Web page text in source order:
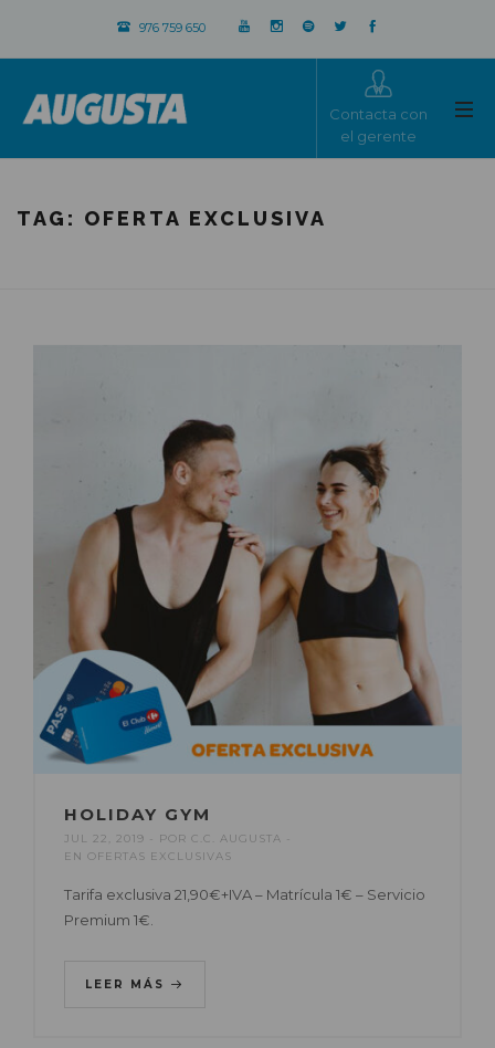
976 759 650
Contacta con
el gerente
TAG: OFERTA EXCLUSIVA
HOLIDAY GYM
JUL 22, 2019 POR C.C. AUGUSTA
EN OFERTAS EXCLUSIVAS
Tarifa exclusiva 21,90€+IVA – Matrícula 1€ – Servicio
Premium 1€.
LEER MÁS